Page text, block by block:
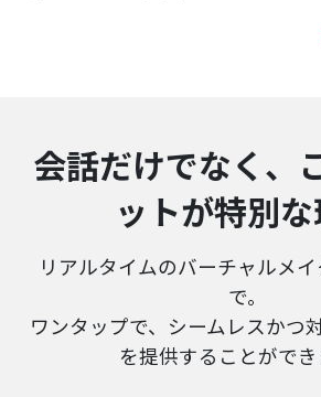
会話だけでなく、
ットが特別
リアルタイムのバーチャルメ
で。
ワンタップで、シームレスかつ
を提供することができ